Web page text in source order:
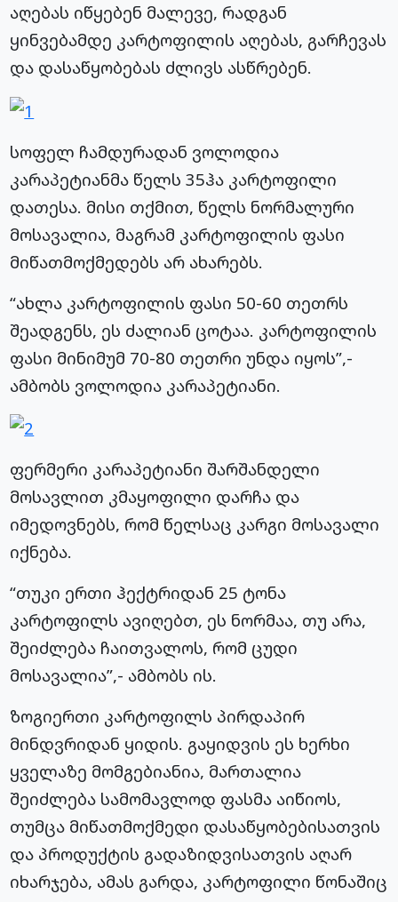
აღებას იწყებენ მალევე, რადგან
ყინვებამდე კარტოფილის აღებას, გარჩევას
და დასაწყობებას ძლივს ასწრებენ.
სოფელ ჩამდურადან ვოლოდია
კარაპეტიანმა წელს 35ჰა კარტოფილი
დათესა. მისი თქმით, წელს ნორმალური
მოსავალია, მაგრამ კარტოფილის ფასი
მიწათმოქმედებს არ ახარებს.
“ახლა კარტოფილის ფასი 50-60 თეთრს
შეადგენს, ეს ძალიან ცოტაა. კარტოფილის
ფასი მინიმუმ 70-80 თეთრი უნდა იყოს”,-
ამბობს ვოლოდია კარაპეტიანი.
ფერმერი კარაპეტიანი შარშანდელი
მოსავლით კმაყოფილი დარჩა და
იმედოვნებს, რომ წელსაც კარგი მოსავალი
იქნება.
“თუკი ერთი ჰექტრიდან 25 ტონა
კარტოფილს ავიღებთ, ეს ნორმაა, თუ არა,
შეიძლება ჩაითვალოს, რომ ცუდი
მოსავალია”,- ამბობს ის.
ზოგიერთი კარტოფილს პირდაპირ
მინდვრიდან ყიდის. გაყიდვის ეს ხერხი
ყველაზე მომგებიანია, მართალია
შეიძლება სამომავლოდ ფასმა აიწიოს,
თუმცა მიწათმოქმედი დასაწყობებისათვის
და პროდუქტის გადაზიდვისათვის აღარ
იხარჯება, ამას გარდა, კარტოფილი წონაშიც